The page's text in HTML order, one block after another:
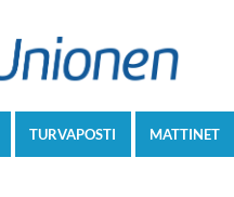
MATTINET
TURVAPOSTI